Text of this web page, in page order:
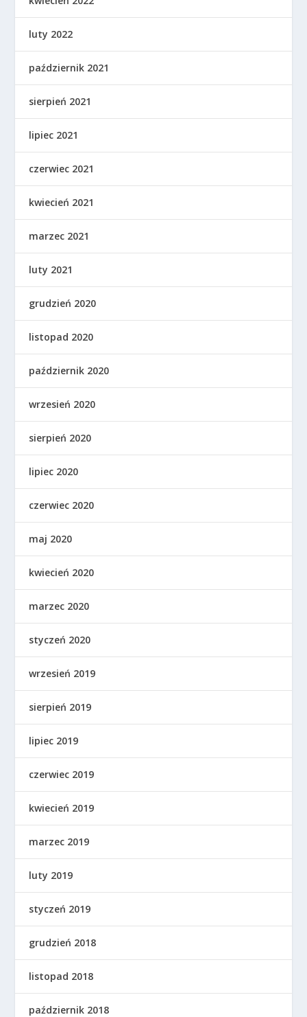
luty 2022
październik 2021
sierpień 2021
lipiec 2021
czerwiec 2021
kwiecień 2021
marzec 2021
luty 2021
grudzień 2020
listopad 2020
październik 2020
wrzesień 2020
sierpień 2020
lipiec 2020
czerwiec 2020
maj 2020
kwiecień 2020
marzec 2020
styczeń 2020
wrzesień 2019
sierpień 2019
lipiec 2019
czerwiec 2019
kwiecień 2019
marzec 2019
luty 2019
styczeń 2019
grudzień 2018
listopad 2018
październik 2018